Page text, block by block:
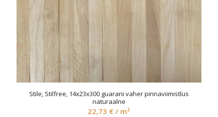
Stile, Stilfree, 14x23x300 guarani vaher pinnaviimistlus
naturaalne
22,73 € / m²